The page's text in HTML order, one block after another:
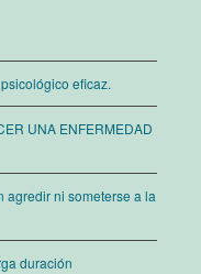
eficaz.
UNA ENFERMEDAD
agredir ni someterse a la
duración